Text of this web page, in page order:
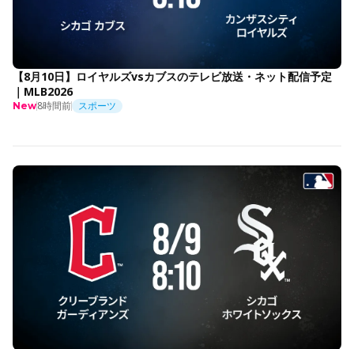
【8月10日】ロイヤルズvsカブスのテレビ放送・ネット配信予定
｜MLB2026
New8時間前 スポーツ